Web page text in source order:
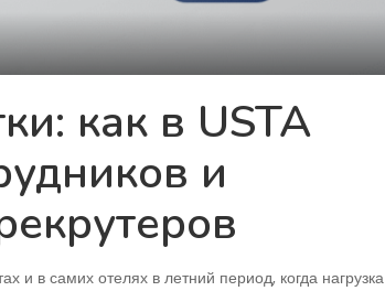
как в USTA
и
и в самих отелях в летний период, когда нагрузка